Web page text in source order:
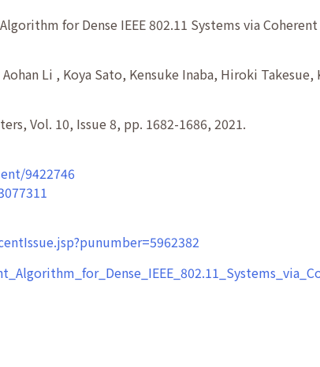
for Dense IEEE 802.11 Systems via
Li , Koya Sato, Kensuke Inaba, Hiroki
Vol. 10, Issue 8, pp. 1682-1686, 2021.
9422746